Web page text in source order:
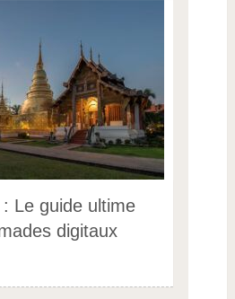
Le guide ultime
digitaux